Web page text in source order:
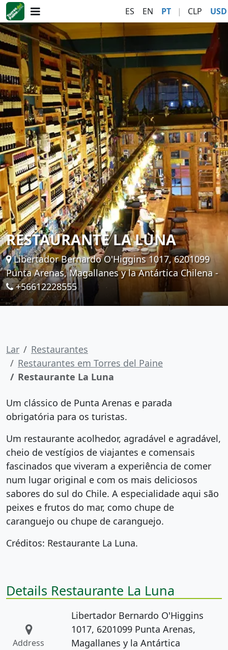
ES EN PT | CLP USD
RESTAURANTE LA LUNA
Libertador Bernardo O'Higgins 1017, 6201099
Punta Arenas, Magallanes y la Antártica Chilena -
+56612228555
Lar
Restaurantes
Restaurantes em Torres del Paine
Restaurante La Luna
Um clássico de Punta Arenas e parada
obrigatória para os turistas.
Um restaurante acolhedor, agradável e agradável,
cheio de vestígios de viajantes e comensais
fascinados que viveram a experiência de comer
num lugar original e com os mais deliciosos
sabores do sul do Chile. A especialidade aqui são
peixes e frutos do mar, como chupe de
caranguejo ou chupe de caranguejo.
Créditos: Restaurante La Luna.
Details Restaurante La Luna
Address
Libertador Bernardo O'Higgins
1017, 6201099 Punta Arenas,
Magallanes y la Antártica